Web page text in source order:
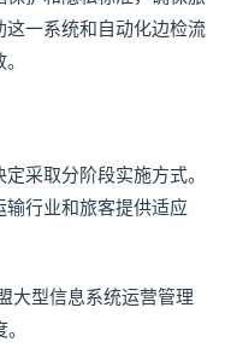
一系统和自动化边检流
采取分阶段实施方式。
输行业和旅客提供适应
大型信息系统运营管理